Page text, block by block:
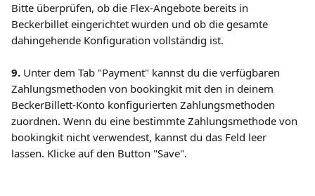
Bitte überprüfen, ob die Flex-Angebote bereits in
Beckerbillet eingerichtet wurden und ob die gesamte
dahingehende Konfiguration vollständig ist.
9. Unter dem Tab "Payment" kannst du die verfügbaren
Zahlungsmethoden von bookingkit mit den in deinem
BeckerBillett-Konto konfigurierten Zahlungsmethoden
zuordnen. Wenn du eine bestimmte Zahlungsmethode von
bookingkit nicht verwendest, kannst du das Feld leer
lassen. Klicke auf den Button "Save".